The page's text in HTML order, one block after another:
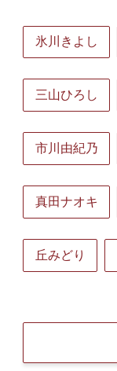
氷川きよし
三山ひろし
市川由紀乃
真田ナオキ
丘みどり